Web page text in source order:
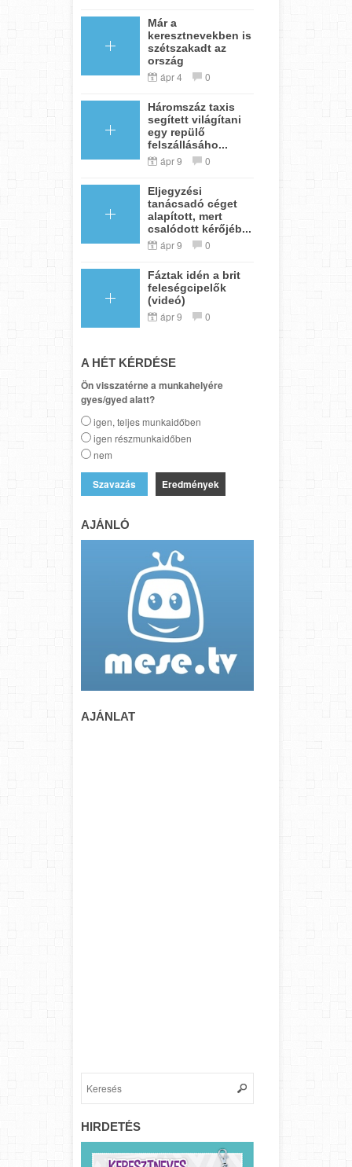
Már a
keresztnevekben is
szétszakadt az
ország
ápr 4 0
Háromszáz taxis
segített világítani
egy repülő
felszállásáho...
ápr 9 0
Eljegyzési
tanácsadó céget
alapított, mert
csalódott kérőjéb...
ápr 9 0
Fáztak idén a brit
feleségcipelők
(videó)
ápr 9 0
A HÉT KÉRDÉSE
Ön visszatérne a munkahelyére
gyes/gyed alatt?
igen, teljes munkaidőben
igen részmunkaidőben
nem
Eredmények
AJÁNLÓ
AJÁNLAT
HIRDETÉS